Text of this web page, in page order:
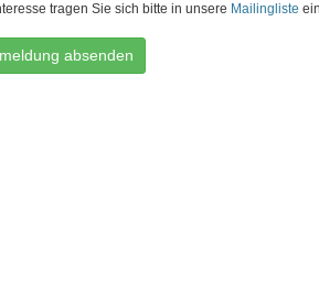
tragen Sie sich bitte in unsere Mailingliste
absenden